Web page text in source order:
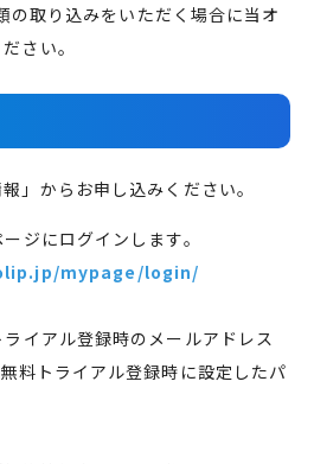
取り込みをいただく場合に当オ
さい。
」からお申し込みください。
ジにログインします。
mypage/login/
イアル登録時のメールアドレス
料トライアル登録時に設定したパ